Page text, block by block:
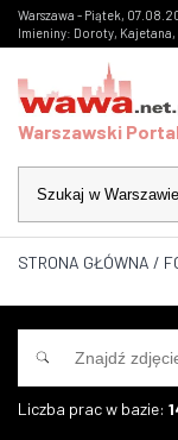
Warszawa - Piątek,
Imieniny: Doroty, Kajetana,
Warszawski
WIADOMOŚCI
INWESTYCJE
IMPREZY
STRONA GŁÓWNA /
Liczba prac w bazie: